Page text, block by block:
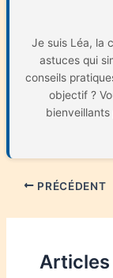
Je suis Léa, la
astuces qui
conseils
objectif ?
PRÉCÉDENT
Articles